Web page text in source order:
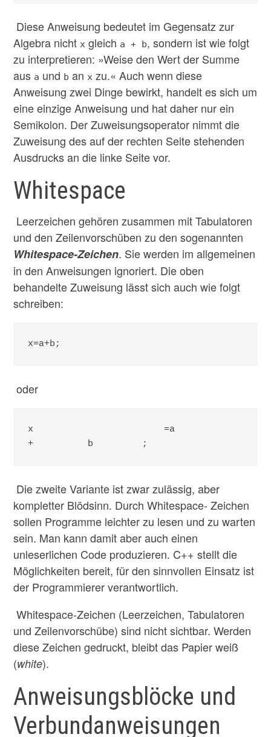
Diese Anweisung bedeutet im Gegensatz zur
Algebra nicht x gleich a + b, sondern ist wie folgt
zu interpretieren: »Weise den Wert der Summe
aus a und b an x zu.« Auch wenn diese
Anweisung zwei Dinge bewirkt, handelt es sich um
eine einzige Anweisung und hat daher nur ein
Semikolon. Der Zuweisungsoperator nimmt die
Zuweisung des auf der rechten Seite stehenden
Ausdrucks an die linke Seite vor.
Whitespace
Leerzeichen gehören zusammen mit Tabulatoren
und den Zeilenvorschüben zu den sogenannten
Whitespace-Zeichen. Sie werden im allgemeinen
in den Anweisungen ignoriert. Die oben
behandelte Zuweisung lässt sich auch wie folgt
schreiben:
x=a+b;
oder
x                        =a
+          b         ;
Die zweite Variante ist zwar zulässig, aber
kompletter Blödsinn. Durch Whitespace- Zeichen
sollen Programme leichter zu lesen und zu warten
sein. Man kann damit aber auch einen
unleserlichen Code produzieren. C++ stellt die
Möglichkeiten bereit, für den sinnvollen Einsatz ist
der Programmierer verantwortlich.
Whitespace-Zeichen (Leerzeichen, Tabulatoren
und Zeilenvorschübe) sind nicht sichtbar. Werden
diese Zeichen gedruckt, bleibt das Papier weiß
(white).
Anweisungsblöcke und
Verbundanweisungen